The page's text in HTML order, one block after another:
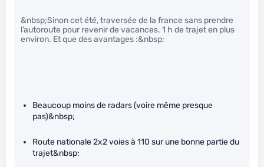
&nbsp;Sinon cet été, traversée de la france sans prendre
l’autoroute pour revenir de vacances. 1 h de trajet en plus
environ. Et que des avantages :&nbsp;
Beaucoup moins de radars (voire même presque
pas)&nbsp;
Route nationale 2x2 voies à 110 sur une bonne partie du
trajet&nbsp;